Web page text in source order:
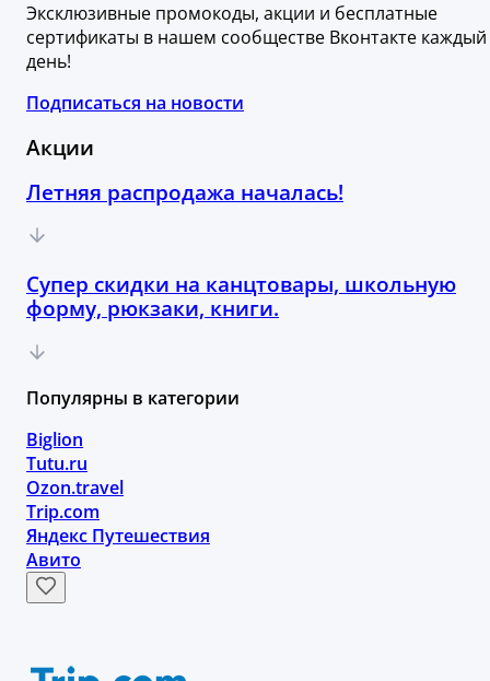
Эксклюзивные промокоды, акции и бесплатные
сертификаты в нашем сообществе Вконтакте каждый
день!
Подписаться на новости
Акции
Летняя распродажа началась!
Супер скидки на канцтовары, школьную
форму, рюкзаки, книги.
Популярны в категории
Biglion
Tutu.ru
Ozon.travel
Trip.com
Яндекс Путешествия
Авито